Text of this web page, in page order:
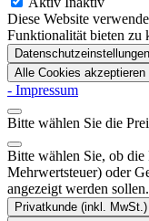
Diese Website
Funktionalität bieten zu
Datenschutzeinstellungen
Alle Cookies akzeptieren
- Impressum
Bitte wählen Sie die
Bitte wählen Sie, ob
Mehrwertsteuer) oder
angezeigt werden sollen.
Privatkunde (inkl. MwSt.)